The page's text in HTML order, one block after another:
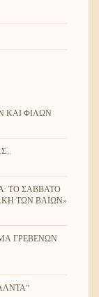
ΚΑΙ ΦΊΛΩΝ
ΤΟ ΣΆΒΒΑΤΟ
ΤΩΝ ΒΑΪ́ΩΝ»
ΓΡΕΒΕΝΏΝ